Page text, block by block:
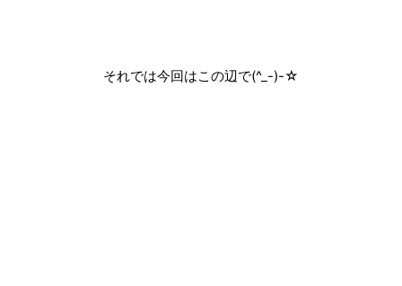
それでは今回はこの辺で(^_-)-☆